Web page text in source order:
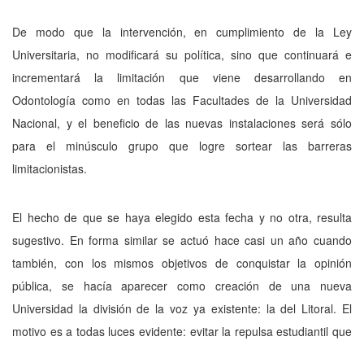
De modo que la intervención, en cumplimiento de la Ley
Universitaria, no modificará su política, sino que continuará e
incrementará la limitación que viene desarrollando en
Odontología como en todas las Facultades de la Universidad
Nacional, y el beneficio de las nuevas instalaciones será sólo
para el minúsculo grupo que logre sortear las barreras
limitacionistas.
El hecho de que se haya elegido esta fecha y no otra, resulta
sugestivo. En forma similar se actuó hace casi un año cuando
también, con los mismos objetivos de conquistar la opinión
pública, se hacía aparecer como creación de una nueva
Universidad la división de la voz ya existente: la del Litoral. El
motivo es a todas luces evidente: evitar la repulsa estudiantil que